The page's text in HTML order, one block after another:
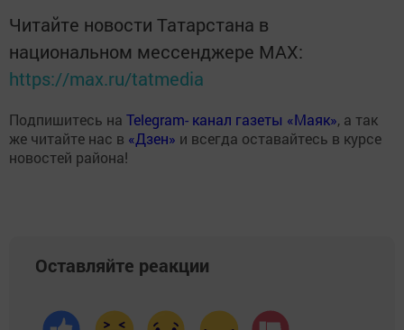
Читайте новости Татарстана в
национальном мессенджере MАХ:
https://max.ru/tatmedia
Подпишитесь на Telegram- канал газеты «Маяк», а так
же читайте нас в «Дзен» и всегда оставайтесь в курсе
новостей района!
Оставляйте реакции